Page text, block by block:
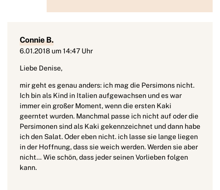
Connie B.
6.01.2018 um 14:47 Uhr
Liebe Denise,
mir geht es genau anders: ich mag die Persimons nicht.
Ich bin als Kind in Italien aufgewachsen und es war
immer ein großer Moment, wenn die ersten Kaki
geerntet wurden. Manchmal passe ich nicht auf oder die
Persimonen sind als Kaki gekennzeichnet und dann habe
ich den Salat. Oder eben nicht. ich lasse sie lange liegen
in der Hoffnung, dass sie weich werden. Werden sie aber
nicht… Wie schön, dass jeder seinen Vorlieben folgen
kann.